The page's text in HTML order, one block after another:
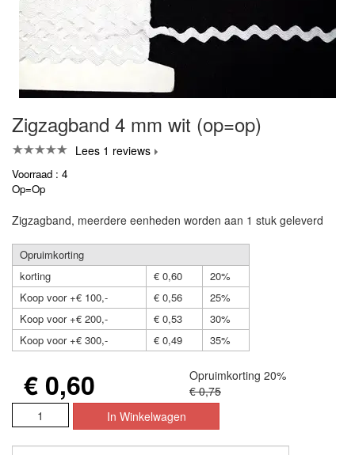
Zigzagband 4 mm wit (op=op)
Lees 1 reviews
Voorraad : 4
Op=Op
Zigzagband, meerdere eenheden worden aan 1 stuk geleverd
Opruimkorting
korting
€ 0,60
20%
Koop voor +€ 100,-
€ 0,56
25%
Koop voor +€ 200,-
€ 0,53
30%
Koop voor +€ 300,-
€ 0,49 35%
€ 0,60
Opruimkorting 20%
€ 0,75